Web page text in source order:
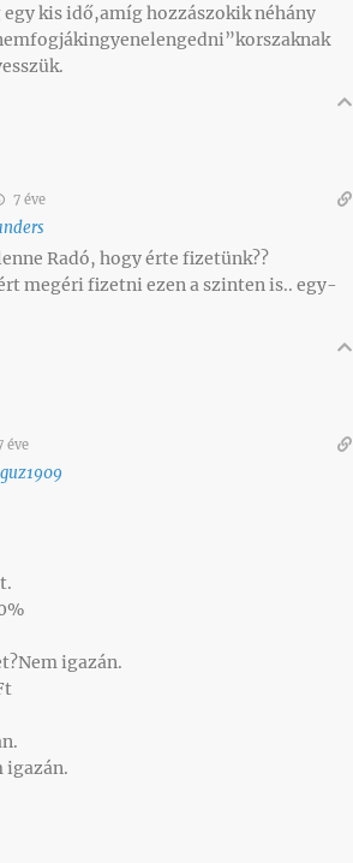
kis idő,amíg hozzászokik néhány
7 éve
Radó, hogy érte fizetünk??
megéri fizetni ezen a szinten is.. egy-
éve
igazán.
igazán.